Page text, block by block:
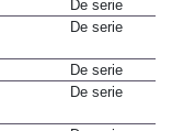
De serie
De serie